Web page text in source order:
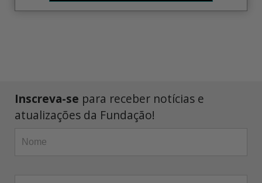
Inscreva-se para receber notícias e
atualizações da Fundação!